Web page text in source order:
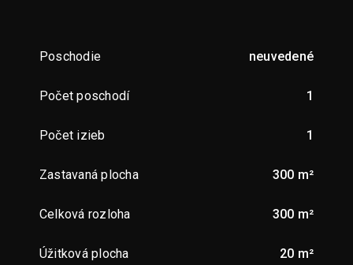
Poschodie neuvedené
Počet poschodí 1
Počet izieb 1
Zastavaná plocha 300 m²
Celková rozloha 300 m²
Úžitková plocha 20 m²